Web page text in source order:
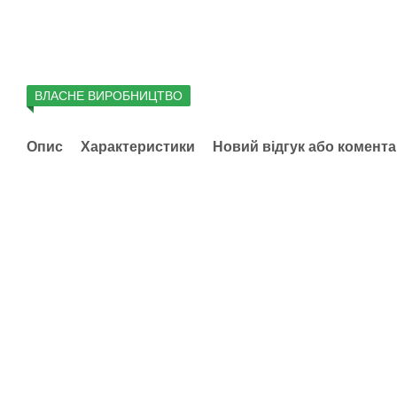
ВЛАСНЕ ВИРОБНИЦТВО
Опис Характеристики Новий відгук або